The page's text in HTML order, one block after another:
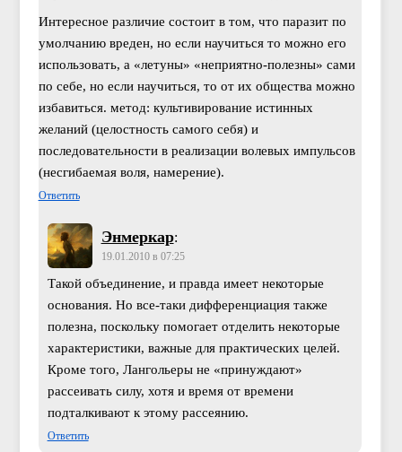
Интересное различие состоит в том, что паразит по
умолчанию вреден, но если научиться то можно его
использовать, а «летуны» «неприятно-полезны» сами
по себе, но если научиться, то от их общества можно
избавиться. метод: культивирование истинных
желаний (целостность самого себя) и
последовательности в реализации волевых импульсов
(несгибаемая воля, намерение).
Ответить
Энмеркар:
19.01.2010 в 07:25
Такой объединение, и правда имеет некоторые
основания. Но все-таки дифференциация также
полезна, поскольку помогает отделить некоторые
характеристики, важные для практических целей.
Кроме того, Лангольеры не «принуждают»
рассеивать силу, хотя и время от времени
подталкивают к этому рассеянию.
Ответить